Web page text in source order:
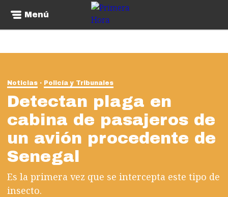
Menú
Noticias Policía y Tribunales
Detectan plaga en
cabina de pasajeros de
un avión procedente de
Senegal
Es la primera vez que se intercepta este tipo de
insecto.